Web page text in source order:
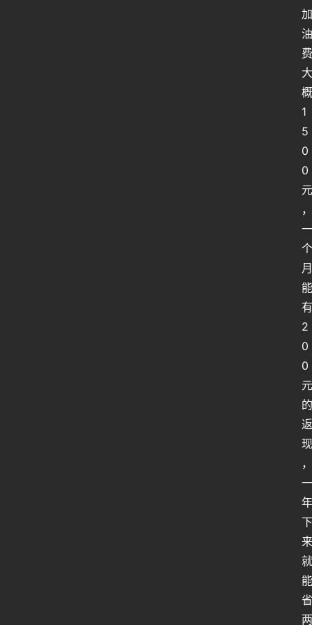
加
油
费
大
概
1
5
0
0
元
，
一
个
月
能
有
2
0
0
元
的
返
现
，
一
年
下
来
就
能
省
两